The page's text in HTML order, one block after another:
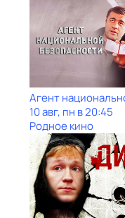
Агент
10 авг, пн в 20:45
Родное кино